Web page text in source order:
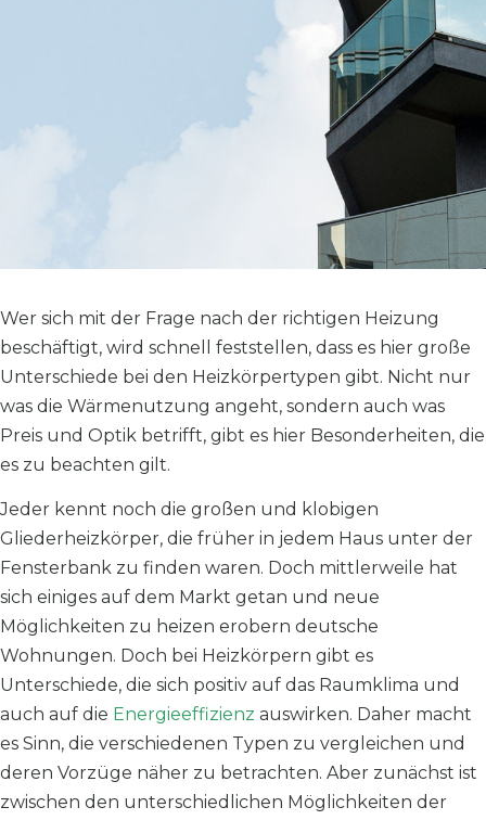
Wer sich mit der Frage nach der richtigen Heizung
beschäftigt, wird schnell feststellen, dass es hier große
Unterschiede bei den Heizkörpertypen gibt. Nicht nur
was die Wärmenutzung angeht, sondern auch was
Preis und Optik betrifft, gibt es hier Besonderheiten, die
es zu beachten gilt.
Jeder kennt noch die großen und klobigen
Gliederheizkörper, die früher in jedem Haus unter der
Fensterbank zu finden waren. Doch mittlerweile hat
sich einiges auf dem Markt getan und neue
Möglichkeiten zu heizen erobern deutsche
Wohnungen. Doch bei Heizkörpern gibt es
Unterschiede, die sich positiv auf das Raumklima und
auch auf die Energieeffizienz auswirken. Daher macht
es Sinn, die verschiedenen Typen zu vergleichen und
deren Vorzüge näher zu betrachten. Aber zunächst ist
zwischen den unterschiedlichen Möglichkeiten der